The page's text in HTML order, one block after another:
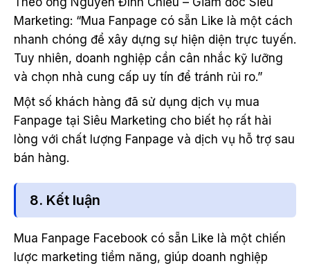
Marketing: “Mua Fanpage có sẵn Like là một cách
nhanh chóng để xây dựng sự hiện diện trực tuyến.
Tuy nhiên, doanh nghiệp cần cân nhắc kỹ lưỡng
và chọn nhà cung cấp uy tín để tránh rủi ro.”
Một số khách hàng đã sử dụng dịch vụ mua
Fanpage tại Siêu Marketing cho biết họ rất hài
lòng với chất lượng Fanpage và dịch vụ hỗ trợ sau
bán hàng.
8. Kết luận
Mua Fanpage Facebook có sẵn Like là một chiến
lược marketing tiềm năng, giúp doanh nghiệp